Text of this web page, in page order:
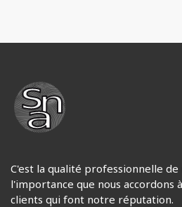
C'est la qualité professionnelle
l'importance que nous accordons
clients qui font notre réputation.